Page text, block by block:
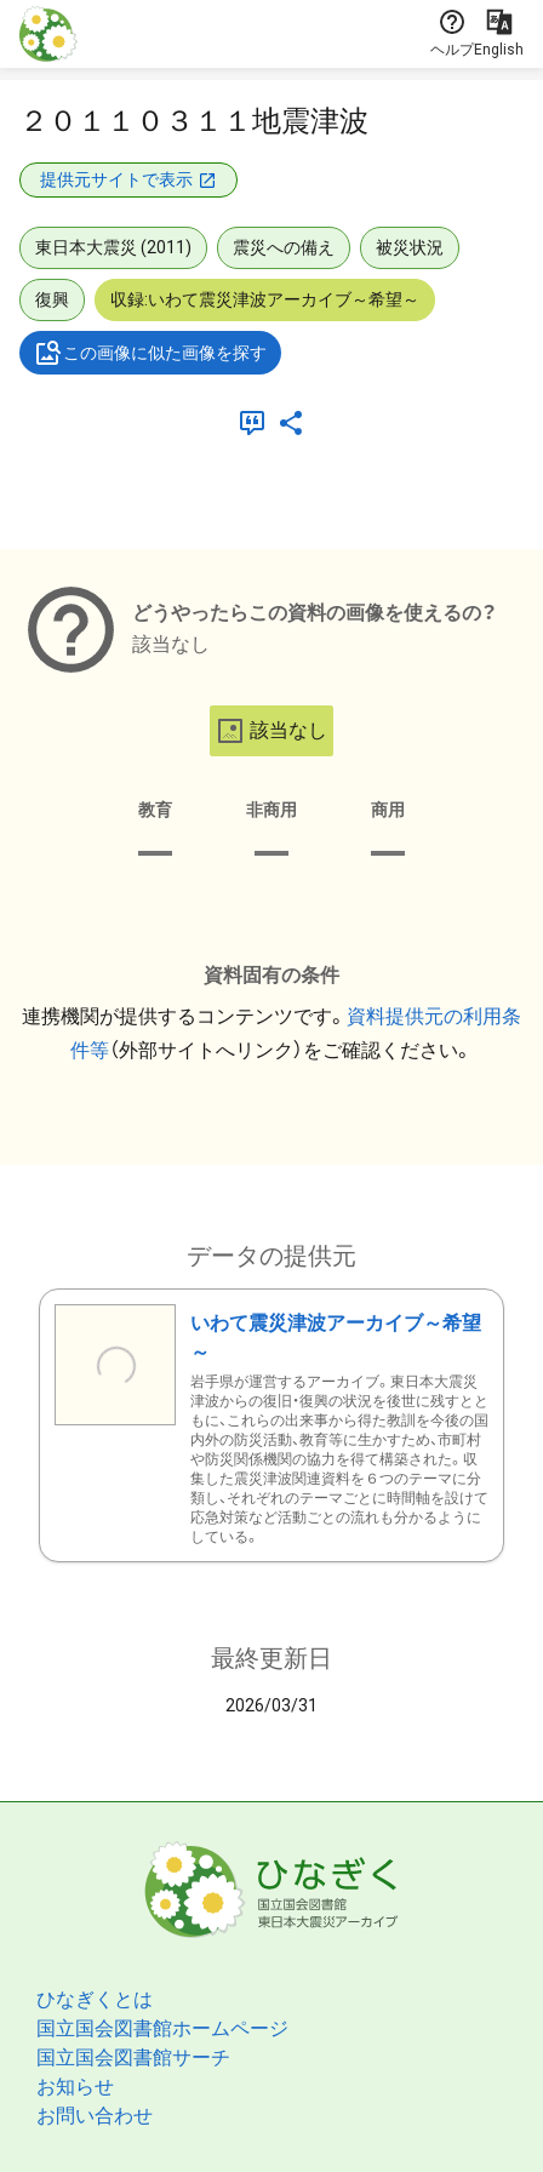
本文に飛ぶ
ヘルプEnglish
２０１１０３１１地震津波
提供元サイトで表示
東日本大震災 (2011) 震災への備え 被災状況
復興 収録:いわて震災津波アーカイブ～希望～
この画像に似た画像を探す
どうやったらこの資料の画像を使えるの？
該当なし
該当なし
教育 非商用 商用
資料固有の条件
連携機関が提供するコンテンツです。 資料提供元の利用条
件等（外部サイトへリンク）をご確認ください。
データの提供元
いわて震災津波アーカイブ～希望
～
岩手県が運営するアーカイブ。東日本大震災
津波からの復旧・復興の状況を後世に残すとと
もに、これらの出来事から得た教訓を今後の国
内外の防災活動、教育等に生かすため、市町村
や防災関係機関の協力を得て構築された。収
集した震災津波関連資料を６つのテーマに分
類し、それぞれのテーマごとに時間軸を設けて
応急対策など活動ごとの流れも分かるように
している。
最終更新日
2026/03/31
ひなぎくとは
国立国会図書館ホームページ
国立国会図書館サーチ
お知らせ
お問い合わせ